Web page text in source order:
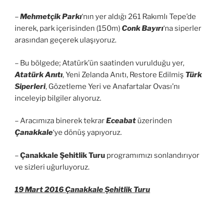
–Mehmetçik Parkı‘nın yer aldığı 261 Rakımlı Tepe’de
inerek, park içerisinden (150m)Conk Bayırı‘na siperler
arasından geçerek ulaşıyoruz.
– Bu bölgede; Atatürk’ün saatinden vurulduğu yer,
Atatürk Anıtı, Yeni Zelanda Anıtı, Restore Edilmiş Türk
Siperleri, Gözetleme Yeri ve Anafartalar Ovası’nı
inceleyip bilgiler alıyoruz.
– Aracımıza binerek tekrarEceabat üzerinden
Çanakkale‘ye dönüş yapıyoruz.
–Çanakkale Şehitlik Turu programımızı sonlandırıyor
ve sizleri uğurluyoruz.
19 Mart 2016 Çanakkale Şehitlik Turu